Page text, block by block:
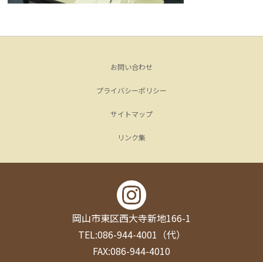
お問い合わせ
プライバシーポリシー
サイトマップ
リンク集
岡山市東区西大寺新地166-1
TEL:086-944-4001（代）
FAX:086-944-4010